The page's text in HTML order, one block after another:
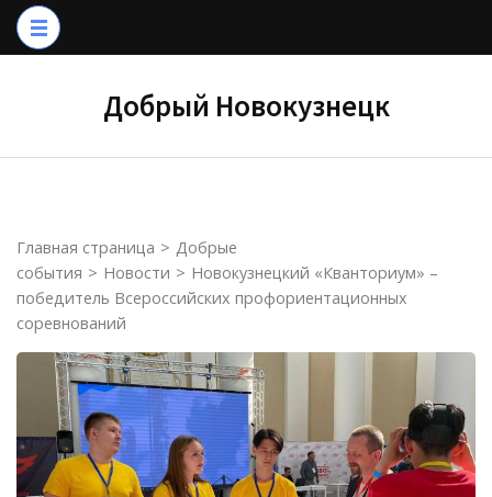
Перейти
Добрый Новокузнецк
Главная страница > Добрые
события > Новости > Новокузнецкий «Кванториум» –
победитель Всероссийских профориентационных
соревнований